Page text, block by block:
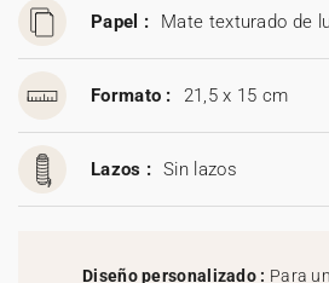
Papel : Mate texturado de
Formato : 21,5 x 15 cm
Lazos : Sin lazos
Diseño personalizado : Para